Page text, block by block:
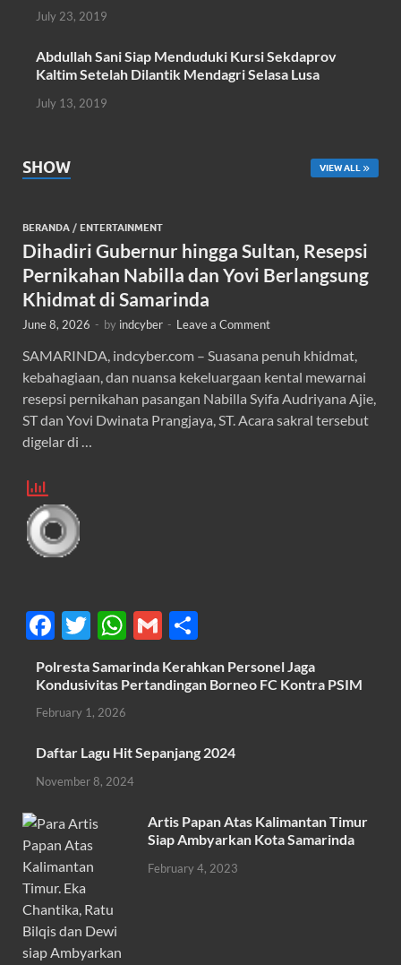
July 23, 2019
Abdullah Sani Siap Menduduki Kursi Sekdaprov
Kaltim Setelah Dilantik Mendagri Selasa Lusa
July 13, 2019
SHOW VIEW ALL
BERANDA / ENTERTAINMENT
Dihadiri Gubernur hingga Sultan, Resepsi
Pernikahan Nabilla dan Yovi Berlangsung
Khidmat di Samarinda
June 8, 2026 - by indcyber - Leave a Comment
SAMARINDA, indcyber.com – Suasana penuh khidmat,
kebahagiaan, dan nuansa kekeluargaan kental mewarnai
resepsi pernikahan pasangan Nabilla Syifa Audriyana Ajie,
ST dan Yovi Dwinata Prangjaya, ST. Acara sakral tersebut
digelar di …
F
ac
e
b
o
o
k
T
w
itt
er
W
h
at
A
p
p
G
m
ail
h
ar
Polresta Samarinda Kerahkan Personel Jaga
Kondusivitas Pertandingan Borneo FC Kontra PSIM
February 1, 2026
Daftar Lagu Hit Sepanjang 2024
November 8, 2024
Artis Papan Atas Kalimantan Timur
Siap Ambyarkan Kota Samarinda
February 4, 2023